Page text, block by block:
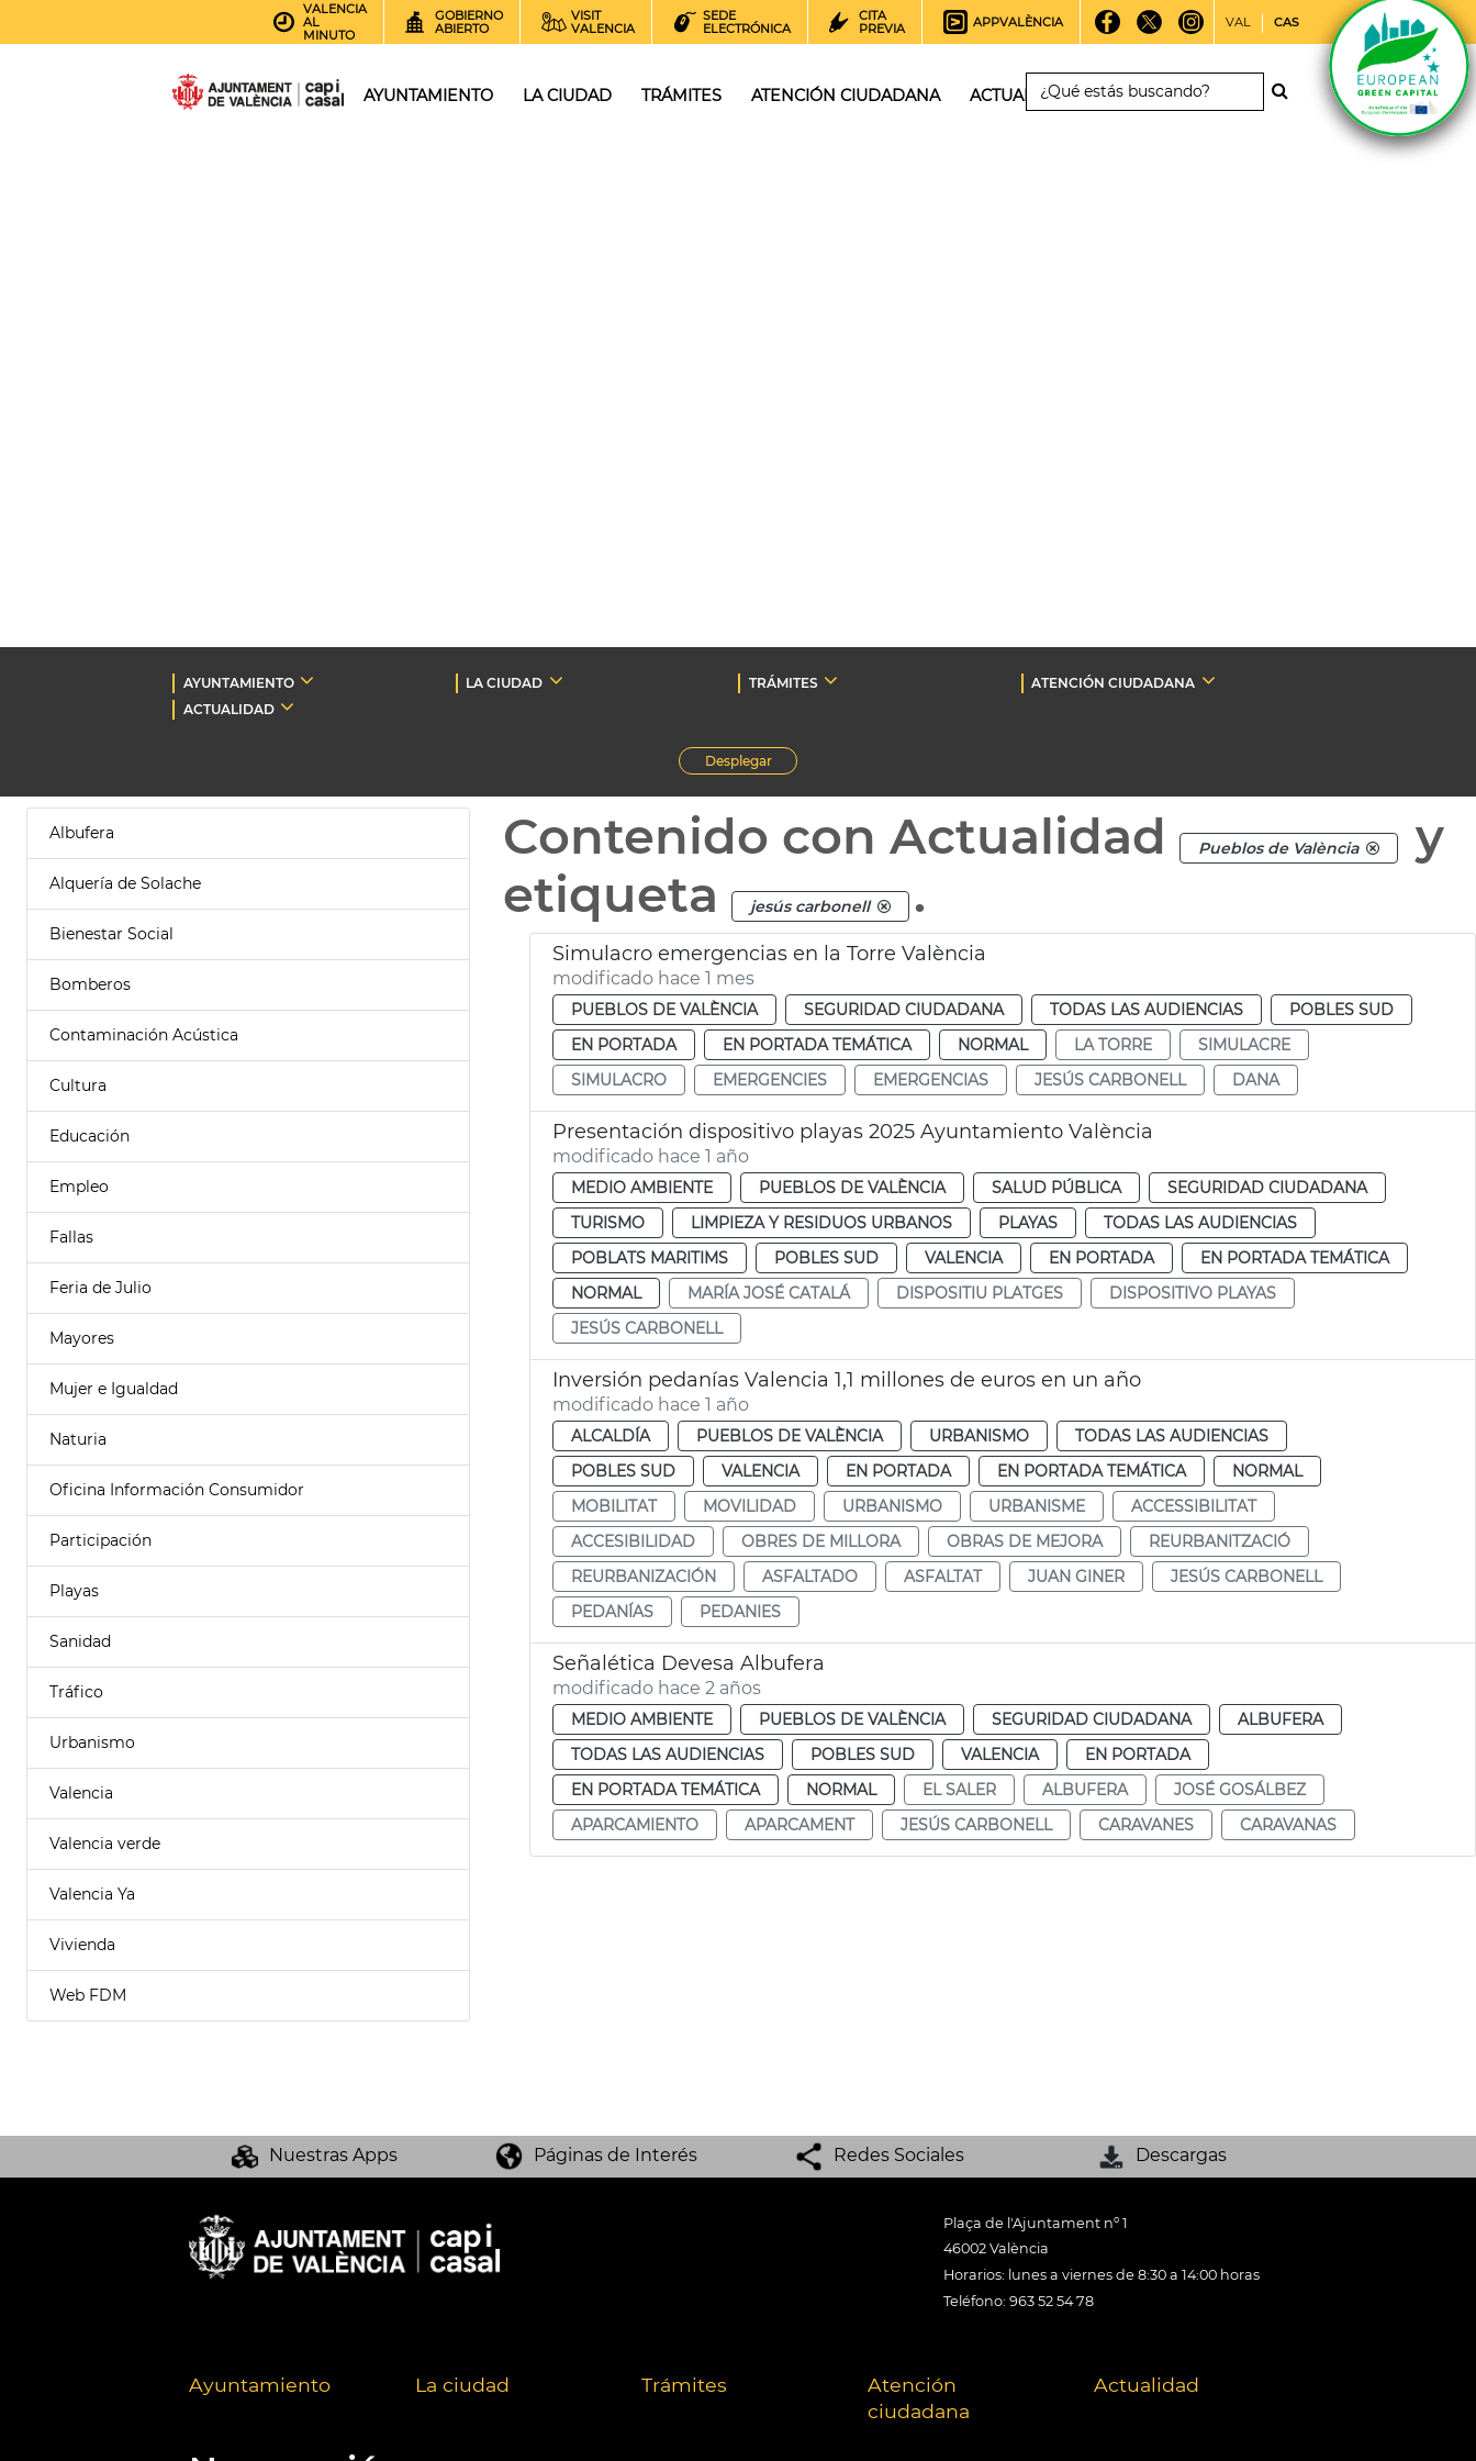
VALENCIA
AL
MINUTO
GOBIERNO
ABIERTO
VISIT
VALENCIA
SEDE
ELECTRÓNICA
CITA
PREVIA
APPVALÈNCIA VAL CAS
AYUNTAMIENTO LA CIUDAD TRÁMITES ATENCIÓN CIUDADANA ACTUALIDAD
AYUNTAMIENTO LA CIUDAD TRÁMITES
ATENCIÓN CIUDADANA
ACTUALIDAD
Desplegar
Albufera
Alquería de Solache
Bienestar Social
Bomberos
Contaminación Acústica
Cultura
Educación
Empleo
Fallas
Feria de Julio
Mayores
Mujer e Igualdad
Naturia
Oficina Información Consumidor
Participación
Playas
Sanidad
Tráfico
Urbanismo
Valencia
Valencia verde
Valencia Ya
Vivienda
Web FDM
Contenido con Actualidad Pueblos de València
y
etiqueta
jesús carbonell .
Simulacro emergencias en la Torre València
modificado hace 1 mes
PUEBLOS DE VALÈNCIA SEGURIDAD CIUDADANA TODAS LAS AUDIENCIAS
POBLES SUD
EN PORTADA
EN PORTADA TEMÁTICA NORMAL LA TORRE
SIMULACRE
SIMULACRO
EMERGENCIES EMERGENCIAS JESÚS CARBONELL DANA
Presentación dispositivo playas 2025 Ayuntamiento València
modificado hace 1 año
MEDIO AMBIENTE PUEBLOS DE VALÈNCIA SALUD PÚBLICA
SEGURIDAD CIUDADANA
TURISMO
LIMPIEZA Y RESIDUOS URBANOS PLAYAS
TODAS LAS AUDIENCIAS
POBLATS MARITIMS
POBLES SUD VALENCIA EN PORTADA
EN PORTADA TEMÁTICA
NORMAL
MARÍA JOSÉ CATALÁ DISPOSITIU PLATGES
DISPOSITIVO PLAYAS
JESÚS CARBONELL
Inversión pedanías Valencia 1,1 millones de euros en un año
modificado hace 1 año
ALCALDÍA PUEBLOS DE VALÈNCIA URBANISMO
TODAS LAS AUDIENCIAS
POBLES SUD
VALENCIA EN PORTADA EN PORTADA TEMÁTICA
NORMAL
MOBILITAT
MOVILIDAD URBANISMO URBANISME
ACCESSIBILITAT
ACCESIBILIDAD
OBRES DE MILLORA OBRAS DE MEJORA
REURBANITZACIÓ
REURBANIZACIÓN
ASFALTADO ASFALTAT JUAN GINER
JESÚS CARBONELL
PEDANÍAS
PEDANIES
Señalética Devesa Albufera
modificado hace 2 años
MEDIO AMBIENTE PUEBLOS DE VALÈNCIA SEGURIDAD CIUDADANA
ALBUFERA
TODAS LAS AUDIENCIAS
POBLES SUD VALENCIA
EN PORTADA
EN PORTADA TEMÁTICA
NORMAL EL SALER ALBUFERA
JOSÉ GOSÁLBEZ
APARCAMIENTO
APARCAMENT JESÚS CARBONELL CARAVANES CARAVANAS
Nuestras Apps Páginas de Interés Redes Sociales Descargas
Plaça de l'Ajuntament nº 1
46002 València
Horarios: lunes a viernes de 8:30 a 14:00 horas
Teléfono: 963 52 54 78
Ayuntamiento La ciudad Trámites
Atención
ciudadana
Actualidad